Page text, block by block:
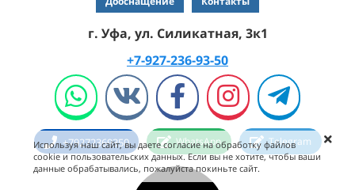
г. Уфа, ул. Силикатная, 3к1
+7-927-236-93-50
+79272369350 WhatsApp Telegram
Используя наш сайт, вы даете согласие на обработку файлов
cookie и пользовательских данных. Если вы не хотите, чтобы ваши
данные обрабатывались, пожалуйста покиньте сайт.